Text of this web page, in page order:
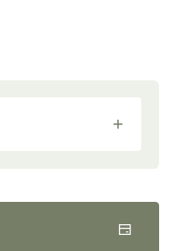
Erhöhe
Bolgheri
DOC